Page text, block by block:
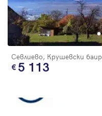
Севлиево, Крушевски баир
5 113